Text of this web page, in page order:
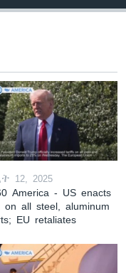
12, 2025
America - US enacts
on all steel, aluminum
EU retaliates